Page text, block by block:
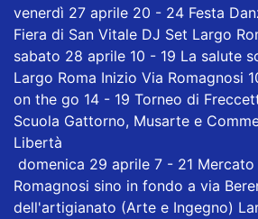
venerdì 27 aprile 20 - 24 Festa
Fiera di San Vitale DJ Set Largo
sabato 28 aprile 10 - 19 La salute
Largo Roma Inizio Via Romagnosi
on the go 14 - 19 Torneo di
Scuola Gattorno, Musarte e
Libertà
domenica 29 aprile 7 - 21 Mercato
Romagnosi sino in fondo a via
dell'artigianato (Arte e Ingegno)